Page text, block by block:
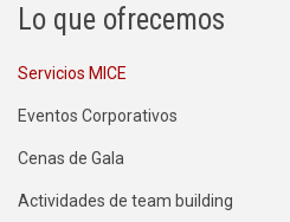
Lo que ofrecemos
Servicios MICE
Eventos Corporativos
Cenas de Gala
Actividades de team building